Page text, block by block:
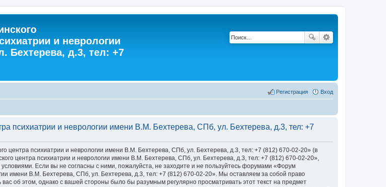
и неврологии
Бехтерева, д.3, тел: +7
Вход
Регистрация
психиатрии и неврологии имени В.М. Бехтерева, СПб, ул. Бехтерева, д.3, тел: +7
центра психиатрии и неврологии имени В.М. Бехтерева, СПб, ул. Бехтерева, д.3, тел: +7 (812) 670-02-20» (в
центра психиатрии и неврологии имени В.М. Бехтерева, СПб, ул. Бехтерева, д.3, тел: +7 (812) 670-02-20»,
Если вы не согласны с ними, пожалуйста, не заходите и не пользуйтесь форумами «Форум
имени В.М. Бехтерева, СПб, ул. Бехтерева, д.3, тел: +7 (812) 670-02-20». Мы оставляем за собой право
об этом, однако с вашей стороны было бы разумным регулярно просматривать этот текст на предмет